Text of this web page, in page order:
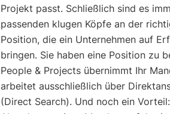
Projekt passt. Schließlich sind es
passenden klugen Köpfe an der
Position, die ein Unternehmen auf
bringen. Sie haben eine Position zu
People & Projects übernimmt Ihr
arbeitet ausschließlich über
(Direct Search). Und noch ein